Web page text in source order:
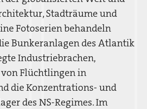
Stadträume und
Fotoserien behandeln
Bunkeranlagen des Atlantik
Industriebrachen,
Flüchtlingen in
die Konzentrations- und
des NS-Regimes. Im